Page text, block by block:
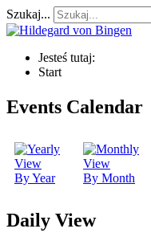
Szukaj...
Jesteś tutaj:
Start
Events Calendar
By Year By Month
Daily View